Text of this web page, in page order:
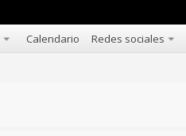
Calendario Redes sociales